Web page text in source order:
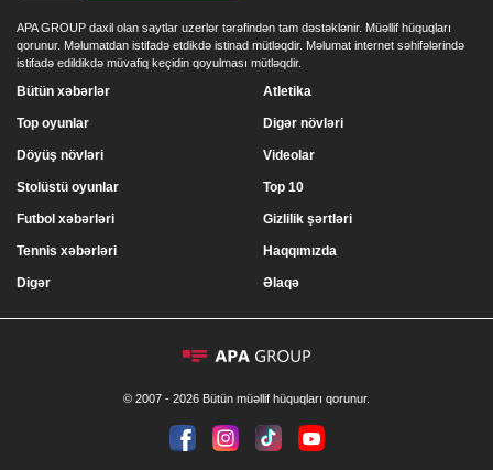
APA GROUP daxil olan saytlar uzerlər tərəfindən tam dəstəklənir. Müəllif hüquqları
qorunur. Məlumatdan istifadə etdikdə istinad mütləqdir. Məlumat internet səhifələrində
istifadə edildikdə müvafiq keçidin qoyulması mütləqdir.
Bütün xəbərlər
Top oyunlar
Döyüş növləri
Stolüstü oyunlar
Atletika
Digər növləri
Videolar
Top 10
Futbol xəbərləri
Tennis xəbərləri
Digər
Gizlilik şərtləri
Haqqımızda
Əlaqə
© 2007 - 2026 Bütün müəllif hüquqları qorunur.